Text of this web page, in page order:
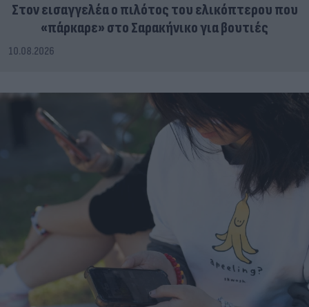
Στον εισαγγελέα ο πιλότος του ελικόπτερου που
«πάρκαρε» στο Σαρακήνικο για βουτιές
10.08.2026